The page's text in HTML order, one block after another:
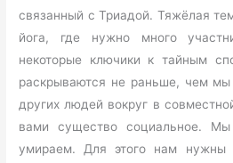
связанный с Триадой. Тяжёлая
йога, где нужно много
некоторые ключики к тайным
раскрываются не раньше, чем
других людей вокруг в
вами существо социальное.
умираем. Для этого нам